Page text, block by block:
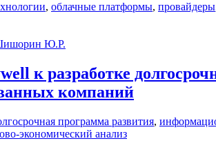
, облачные платформы, провайдеры
Ю.Р.
к разработке
компаний
программа развития,
экономический анализ